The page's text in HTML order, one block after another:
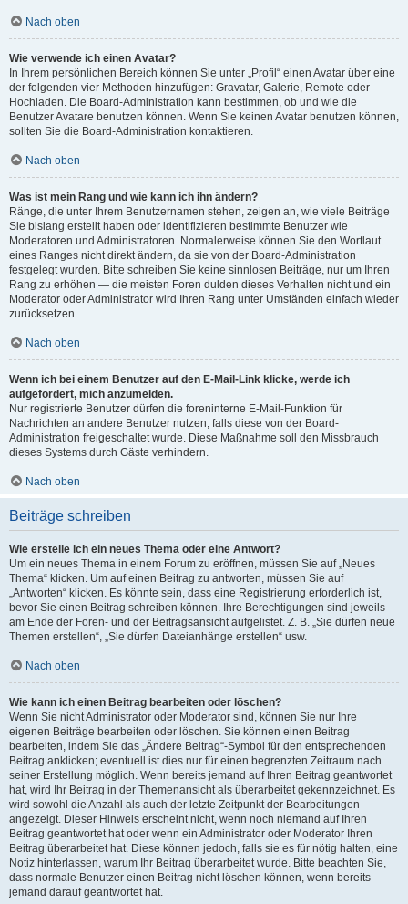
Nach oben
Wie verwende ich einen Avatar?
In Ihrem persönlichen Bereich können Sie unter „Profil“ einen Avatar über eine
der folgenden vier Methoden hinzufügen: Gravatar, Galerie, Remote oder
Hochladen. Die Board-Administration kann bestimmen, ob und wie die
Benutzer Avatare benutzen können. Wenn Sie keinen Avatar benutzen können,
sollten Sie die Board-Administration kontaktieren.
Nach oben
Was ist mein Rang und wie kann ich ihn ändern?
Ränge, die unter Ihrem Benutzernamen stehen, zeigen an, wie viele Beiträge
Sie bislang erstellt haben oder identifizieren bestimmte Benutzer wie
Moderatoren und Administratoren. Normalerweise können Sie den Wortlaut
eines Ranges nicht direkt ändern, da sie von der Board-Administration
festgelegt wurden. Bitte schreiben Sie keine sinnlosen Beiträge, nur um Ihren
Rang zu erhöhen — die meisten Foren dulden dieses Verhalten nicht und ein
Moderator oder Administrator wird Ihren Rang unter Umständen einfach wieder
zurücksetzen.
Nach oben
Wenn ich bei einem Benutzer auf den E-Mail-Link klicke, werde ich
aufgefordert, mich anzumelden.
Nur registrierte Benutzer dürfen die foreninterne E-Mail-Funktion für
Nachrichten an andere Benutzer nutzen, falls diese von der Board-
Administration freigeschaltet wurde. Diese Maßnahme soll den Missbrauch
dieses Systems durch Gäste verhindern.
Nach oben
Beiträge schreiben
Wie erstelle ich ein neues Thema oder eine Antwort?
Um ein neues Thema in einem Forum zu eröffnen, müssen Sie auf „Neues
Thema“ klicken. Um auf einen Beitrag zu antworten, müssen Sie auf
„Antworten“ klicken. Es könnte sein, dass eine Registrierung erforderlich ist,
bevor Sie einen Beitrag schreiben können. Ihre Berechtigungen sind jeweils
am Ende der Foren- und der Beitragsansicht aufgelistet. Z. B. „Sie dürfen neue
Themen erstellen“, „Sie dürfen Dateianhänge erstellen“ usw.
Nach oben
Wie kann ich einen Beitrag bearbeiten oder löschen?
Wenn Sie nicht Administrator oder Moderator sind, können Sie nur Ihre
eigenen Beiträge bearbeiten oder löschen. Sie können einen Beitrag
bearbeiten, indem Sie das „Ändere Beitrag“-Symbol für den entsprechenden
Beitrag anklicken; eventuell ist dies nur für einen begrenzten Zeitraum nach
seiner Erstellung möglich. Wenn bereits jemand auf Ihren Beitrag geantwortet
hat, wird Ihr Beitrag in der Themenansicht als überarbeitet gekennzeichnet. Es
wird sowohl die Anzahl als auch der letzte Zeitpunkt der Bearbeitungen
angezeigt. Dieser Hinweis erscheint nicht, wenn noch niemand auf Ihren
Beitrag geantwortet hat oder wenn ein Administrator oder Moderator Ihren
Beitrag überarbeitet hat. Diese können jedoch, falls sie es für nötig halten, eine
Notiz hinterlassen, warum Ihr Beitrag überarbeitet wurde. Bitte beachten Sie,
dass normale Benutzer einen Beitrag nicht löschen können, wenn bereits
jemand darauf geantwortet hat.